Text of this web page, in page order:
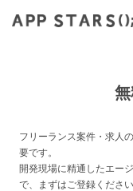
フリーランス案件・求人
要です。
開発現場に精通したエー
で、まずはご登録ください